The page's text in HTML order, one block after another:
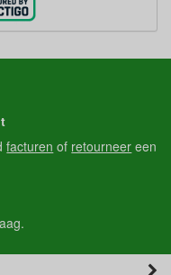
facturen of retourneer een